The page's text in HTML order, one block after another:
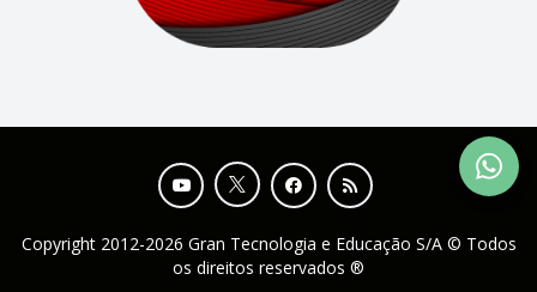
Copyright 2012-2026 Gran Tecnologia e Educação S/A © Todos
os direitos reservados ®